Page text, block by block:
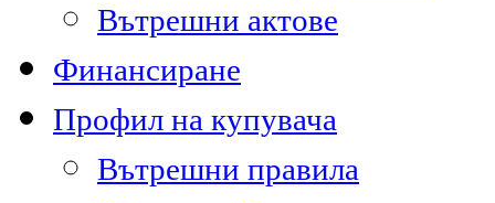
Вътрешни актове
Финансиране
Профил на купувача
Вътрешни правила